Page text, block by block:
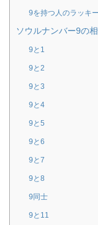
9を持つ人のラッキ
ソウルナンバー9の
9と1
9と2
9と3
9と4
9と5
9と6
9と7
9と8
9同士
9と11